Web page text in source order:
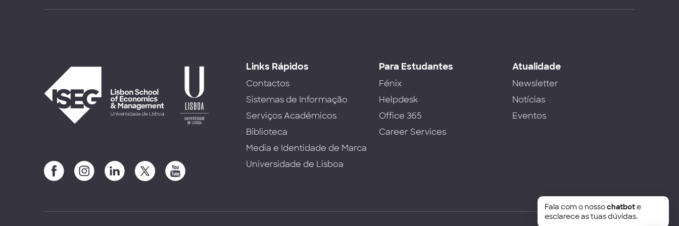
Links Rápidos
Contactos
Sistemas de Informação
Serviços Académicos
Biblioteca
Media e Identidade de Marca
Universidade de Lisboa
Para Estudantes
Fénix
Helpdesk
Office 365
Career Services
Atualidade
Newsletter
Notícias
Eventos
Fala com o nossochatbote
esclarece as tuas dúvidas.